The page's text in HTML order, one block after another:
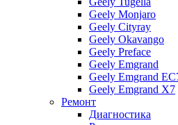
Geely Monjaro
Geely Cityray
Geely Okavango
Geely Preface
Geely Emgrand
Geely Emgrand
Geely Emgrand X7
Ремонт
Диагностика